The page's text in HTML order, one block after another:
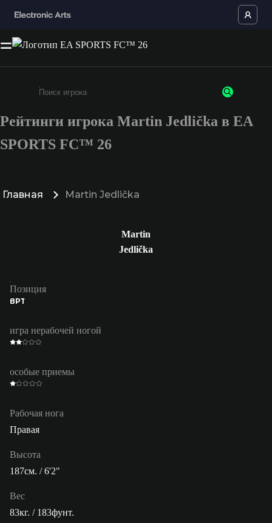
Введите не менее 3 символов или цифр
Рейтинги игрока Martin Jedlička в EA
SPORTS FC™ 26
Главная Martin Jedlička
Martin
Jedlička
Позиция
ВРТ
игра нерабочей ногой
особые приемы
Рабочая нога
Правая
Высота
187см. / 6'2"
Вес
83кг. / 183фунт.